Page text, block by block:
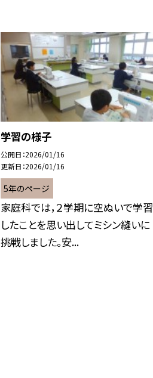
学習の様子
公開日 2026/01/16
更新日 2026/01/16
5年のページ
家庭科では，２学期に空ぬいで学習
したことを思い出してミシン縫いに
挑戦しました。安...